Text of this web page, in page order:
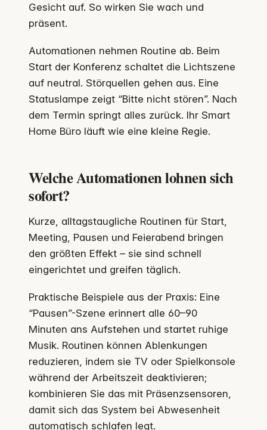
Gesicht auf. So wirken Sie wach und
präsent.
Automationen nehmen Routine ab. Beim
Start der Konferenz schaltet die Lichtszene
auf neutral. Störquellen gehen aus. Eine
Statuslampe zeigt “Bitte nicht stören”. Nach
dem Termin springt alles zurück. Ihr Smart
Home Büro läuft wie eine kleine Regie.
Welche Automationen lohnen sich
sofort?
Kurze, alltagstaugliche Routinen für Start,
Meeting, Pausen und Feierabend bringen
den größten Effekt – sie sind schnell
eingerichtet und greifen täglich.
Praktische Beispiele aus der Praxis: Eine
“Pausen”-Szene erinnert alle 60–90
Minuten ans Aufstehen und startet ruhige
Musik. Routinen können Ablenkungen
reduzieren, indem sie TV oder Spielkonsole
während der Arbeitszeit deaktivieren;
kombinieren Sie das mit Präsenzsensoren,
damit sich das System bei Abwesenheit
automatisch schlafen legt.